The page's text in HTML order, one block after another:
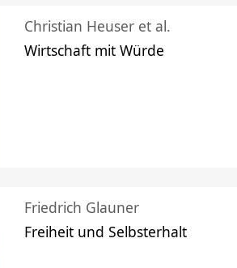
Christian Heuser et al.
Wirtschaft mit Würde
Friedrich Glauner
Freiheit und Selbsterhalt